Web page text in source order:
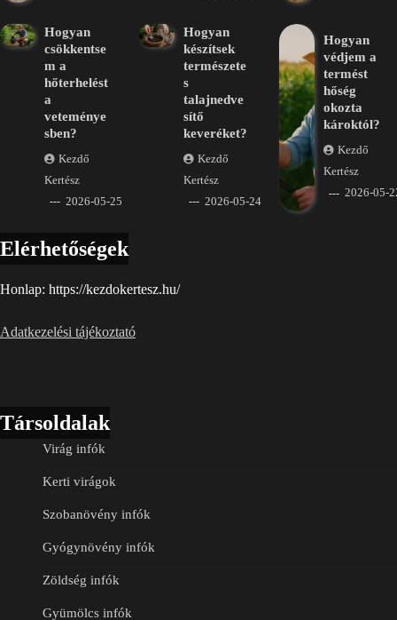
Hogyan
csökkentse
m a
hőterhelést
a
veteménye
sben?
Kezdő
Kertész
2026-05-25
Hogyan
készítsek
természete
s
talajnedve
sítő
keveréket?
Kezdő
Kertész
2026-05-24
Hogyan
védjem a
termést
hőség
okozta
károktól?
Kezdő
Kertész
2026-05-
Elérhetőségek
Honlap: https://kezdokertesz.hu/
Adatkezelési tájékoztató
Társoldalak
Virág infók
Kerti virágok
Szobanövény infók
Gyógynövény infók
Zöldség infók
Gyümölcs infók